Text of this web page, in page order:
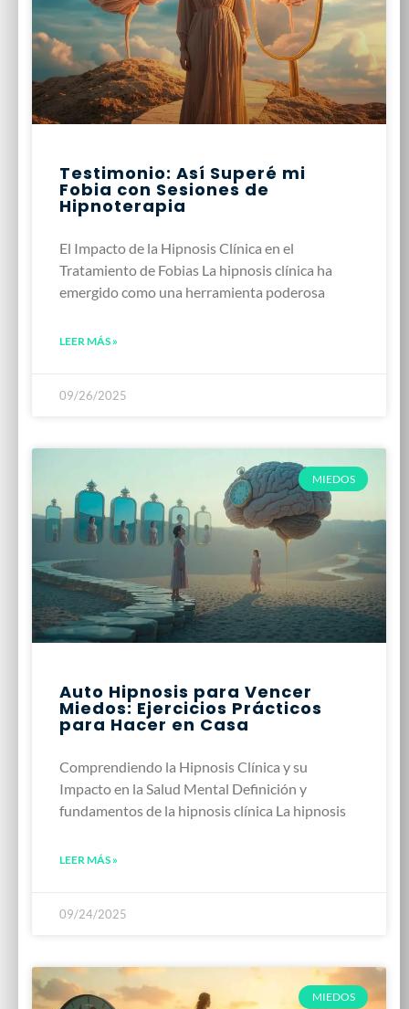
Testimonio: Así Superé mi
Fobia con Sesiones de
Hipnoterapia
El Impacto de la Hipnosis Clínica en el
Tratamiento de Fobias La hipnosis clínica ha
emergido como una herramienta poderosa
LEER MÁS »
09/26/2025
MIEDOS
Auto Hipnosis para Vencer
Miedos: Ejercicios Prácticos
para Hacer en Casa
Comprendiendo la Hipnosis Clínica y su
Impacto en la Salud Mental Definición y
fundamentos de la hipnosis clínica La hipnosis
LEER MÁS »
09/24/2025
MIEDOS